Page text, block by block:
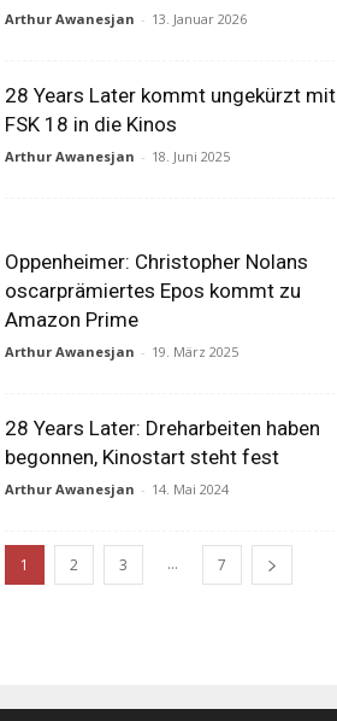
Arthur Awanesjan - 13. Januar 2026
28 Years Later kommt ungekürzt mit
FSK 18 in die Kinos
Arthur Awanesjan - 18. Juni 2025
Oppenheimer: Christopher Nolans
oscarprämiertes Epos kommt zu
Amazon Prime
Arthur Awanesjan - 19. März 2025
28 Years Later: Dreharbeiten haben
begonnen, Kinostart steht fest
Arthur Awanesjan - 14. Mai 2024
1 2 3 ... 7